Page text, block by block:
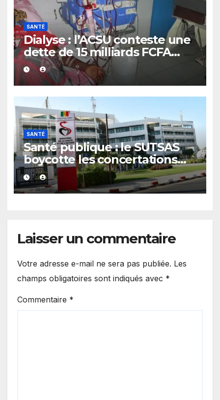
SANTÉ
Dialyse : l’ACSU conteste une
dette de 15 milliards FCFA
annoncée par la CNPNT et
exige des preuves
SANTÉ
Santé publique : le SUTSAS
boycotte les concertations
stratégiques du ministère
Laisser un commentaire
Votre adresse e-mail ne sera pas publiée. Les
champs obligatoires sont indiqués avec *
Commentaire *